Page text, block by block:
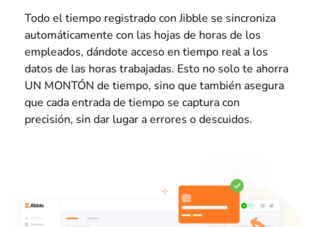
Todo el tiempo registrado con Jibble se sincroniza
automáticamente con las hojas de horas de los
empleados, dándote acceso en tiempo real a los
datos de las horas trabajadas. Esto no solo te ahorra
UN MONTÓN de tiempo, sino que también asegura
que cada entrada de tiempo se captura con
precisión, sin dar lugar a errores o descuidos.